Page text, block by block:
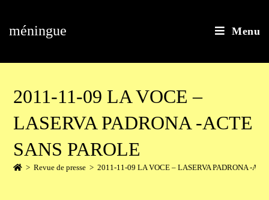
méningue Menu
2011-11-09 LA VOCE –
LASERVA PADRONA -ACTE
SANS PAROLE
> Revue de presse > 2011-11-09 LA VOCE – LASERVA PADRONA -